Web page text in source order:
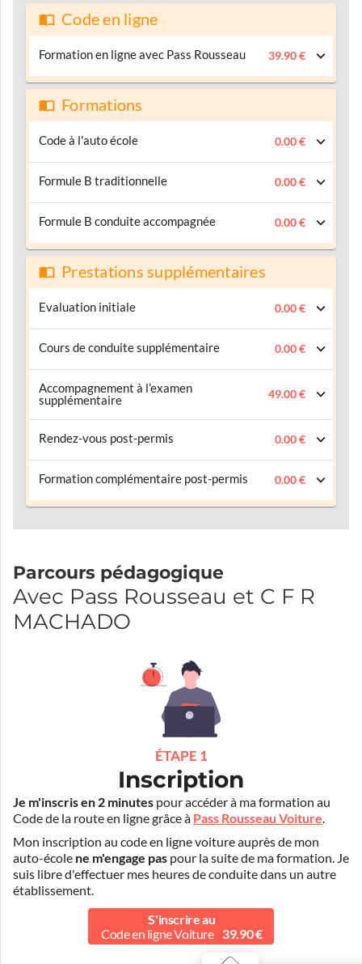
Code en ligne
Formation en ligne avec Pass Rousseau 39.90 €
Formations
Code à l'auto école 0.00 €
Formule B traditionnelle 0.00 €
Formule B conduite accompagnée 0.00 €
Prestations supplémentaires
Evaluation initiale 0.00 €
Cours de conduite supplémentaire 0.00 €
Accompagnement à l’examen
supplémentaire
49.00 €
Rendez-vous post-permis 0.00 €
Formation complémentaire post-permis 0.00 €
Parcours pédagogique
Avec Pass Rousseau et C F R
MACHADO
ÉTAPE 1
Inscription
Je m'inscris en 2 minutes pour accéder à ma formation au
Code de la route en ligne grâce à Pass Rousseau Voiture.
Mon inscription au code en ligne voiture auprès de mon
auto-école ne m'engage pas pour la suite de ma formation. Je
suis libre d'effectuer mes heures de conduite dans un autre
établissement.
S'inscrire au
Code en ligne Voiture
39.90 €